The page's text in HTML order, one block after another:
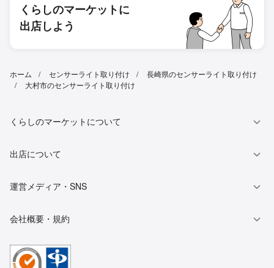
くらしのマーケットに
出店しよう
ホーム センサーライト取り付け
長崎県のセンサーライト取り付け
大村市のセンサーライト取り付け
くらしのマーケットについて
出店について
運営メディア・SNS
会社概要・規約